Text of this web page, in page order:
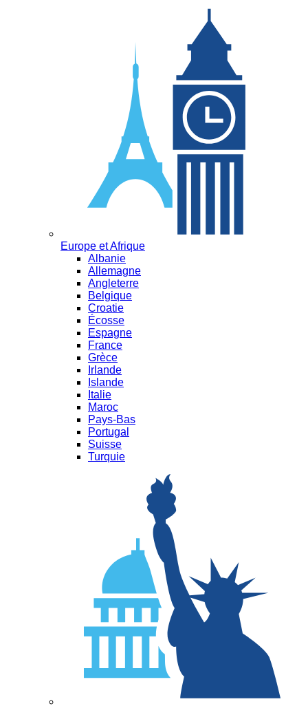
Europe et Afrique
Albanie
Allemagne
Angleterre
Belgique
Croatie
Écosse
Espagne
France
Grèce
Irlande
Islande
Italie
Maroc
Pays-Bas
Portugal
Suisse
Turquie